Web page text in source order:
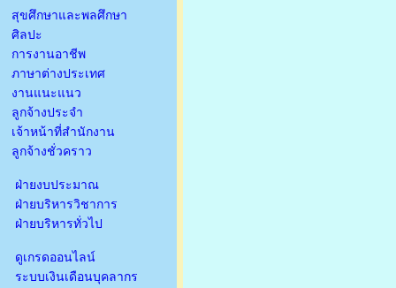
สุขศึกษาและพลศึกษา
ศิลปะ
การงานอาชีพ
ภาษาต่างประเทศ
งานแนะแนว
ลูกจ้างประจำ
เจ้าหน้าที่สำนักงาน
ลูกจ้างชั่วคราว
ฝ่ายงบประมาณ
ฝ่ายบริหารวิชาการ
ฝ่ายบริหารทั่วไป
ดูเกรดออนไลน์
ระบบเงินเดือนบุคลากร